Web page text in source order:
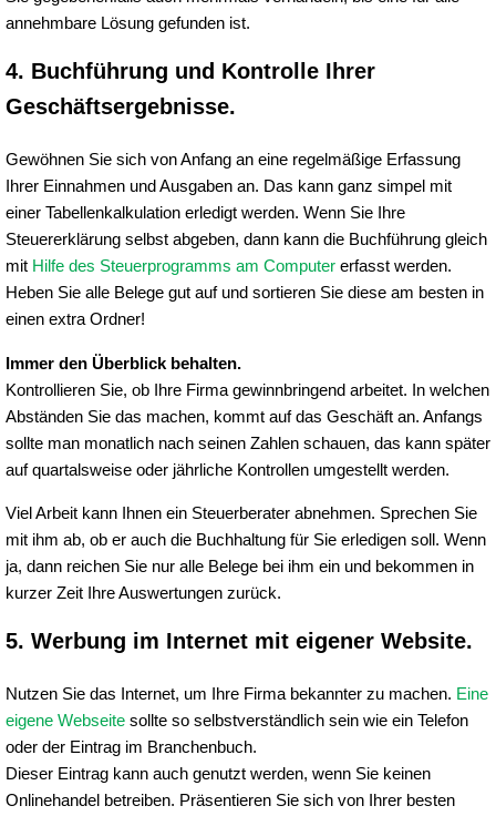
annehmbare Lösung gefunden ist.
4. Buchführung und Kontrolle Ihrer
Geschäftsergebnisse.
Gewöhnen Sie sich von Anfang an eine regelmäßige Erfassung
Ihrer Einnahmen und Ausgaben an. Das kann ganz simpel mit
einer Tabellenkalkulation erledigt werden. Wenn Sie Ihre
Steuererklärung selbst abgeben, dann kann die Buchführung gleich
mit Hilfe des Steuerprogramms am Computer erfasst werden.
Heben Sie alle Belege gut auf und sortieren Sie diese am besten in
einen extra Ordner!
Immer den Überblick behalten.
Kontrollieren Sie, ob Ihre Firma gewinnbringend arbeitet. In welchen
Abständen Sie das machen, kommt auf das Geschäft an. Anfangs
sollte man monatlich nach seinen Zahlen schauen, das kann später
auf quartalsweise oder jährliche Kontrollen umgestellt werden.
Viel Arbeit kann Ihnen ein Steuerberater abnehmen. Sprechen Sie
mit ihm ab, ob er auch die Buchhaltung für Sie erledigen soll. Wenn
ja, dann reichen Sie nur alle Belege bei ihm ein und bekommen in
kurzer Zeit Ihre Auswertungen zurück.
5. Werbung im Internet mit eigener Website.
Nutzen Sie das Internet, um Ihre Firma bekannter zu machen. Eine
eigene Webseite sollte so selbstverständlich sein wie ein Telefon
oder der Eintrag im Branchenbuch.
Dieser Eintrag kann auch genutzt werden, wenn Sie keinen
Onlinehandel betreiben. Präsentieren Sie sich von Ihrer besten